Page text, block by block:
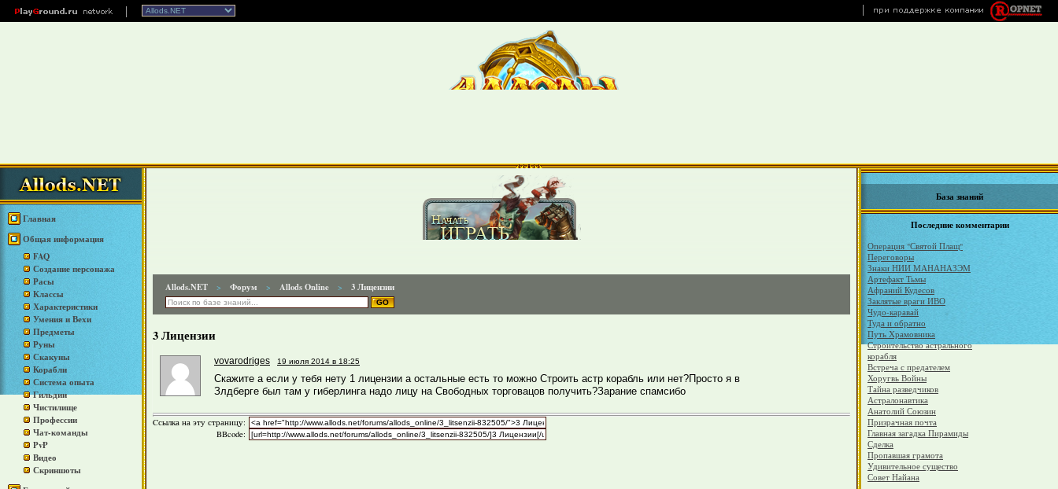
Главная
Общая информация
FAQ
Создание персонажа
Расы
Классы
Характеристики
Умения и Вехи
Предметы
Руны
Скакуны
Корабли
Система опыта
Гильдии
Чистилище
Профессии
Чат-команды
PvP
Видео
Скриншоты
Allods.NET > Форум > Allods Online > 3 Лицензии
3 Лицензии
vovarodriges 19 июля 2014 в 18:25
Скажите а если у тебя нету 1 лицензии а остальные есть то можно Строить астр корабль или нет?Просто я в
Злдберге был там у гиберлинга надо лицу на Свободных торговацов получить?Зарание спамсибо
Cсылка на эту страницу:
BBcode:
База знаний
Последние комментарии
Операция "Святой Плащ"
Переговоры
Знаки НИИ МАНАНАЗЭМ
Артефакт Тьмы
Афраний Кудесов
Заклятые враги ИВО
Чудо-каравай
Туда и обратно
Путь Храмовника
Строительство астрального
корабля
Встреча с предателем
Хоругвь Войны
Тайна разведчиков
Астралонавтика
Анатолий Союзин
Призрачная почта
Главная загадка Пирамиды
Сделка
Пропавшая грамота
Удивительное существо
Совет Найана